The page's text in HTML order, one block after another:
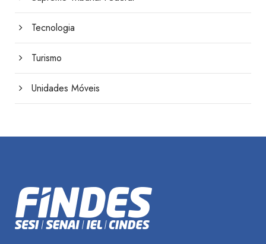
Tecnologia
Turismo
Unidades Móveis